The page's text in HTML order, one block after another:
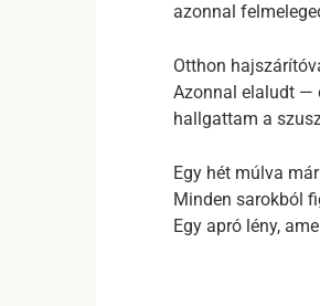
azonnal
Otthon
Azonnal elaludt —
hallgattam a
Egy hét múlva
Minden sarokból
Egy apró lény,